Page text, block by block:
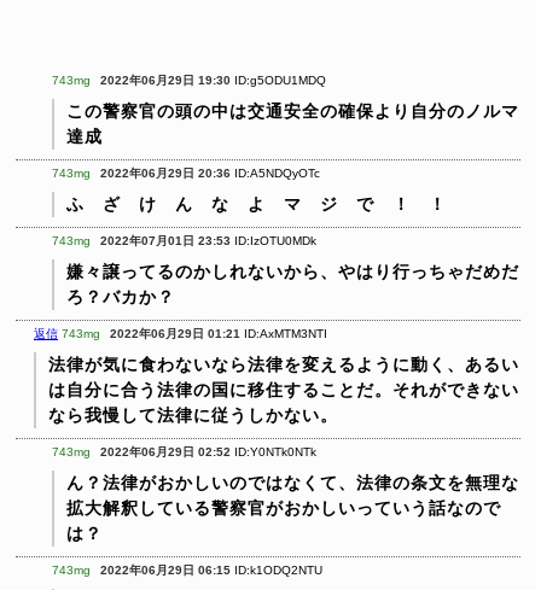
743mg 2022年06月29日 19:30 ID:g5ODU1MDQ
この警察官の頭の中は交通安全の確保より自分のノルマ
達成
743mg 2022年06月29日 20:36 ID:A5NDQyOTc
ふ ざ け ん な よ マ ジ で ！ ！
743mg 2022年07月01日 23:53 ID:IzOTU0MDk
嫌々譲ってるのかしれないから、やはり行っちゃだめだ
ろ？バカか？
返信 743mg 2022年06月29日 01:21 ID:AxMTM3NTI
法律が気に食わないなら法律を変えるように動く、あるい
は自分に合う法律の国に移住することだ。それができない
なら我慢して法律に従うしかない。
743mg 2022年06月29日 02:52 ID:Y0NTk0NTk
ん？法律がおかしいのではなくて、法律の条文を無理な
拡大解釈している警察官がおかしいっていう話なので
は？
743mg 2022年06月29日 06:15 ID:k1ODQ2NTU